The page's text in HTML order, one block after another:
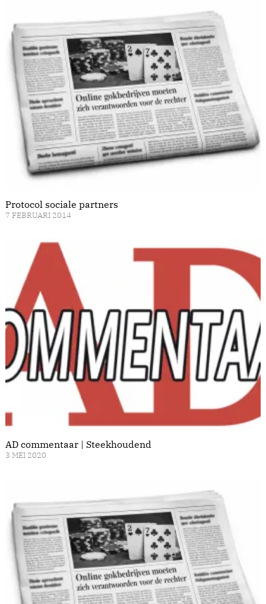
Protocol sociale partners
7 FEBRUARI 2014
AD commentaar | Steekhoudend
3 MEI 2020